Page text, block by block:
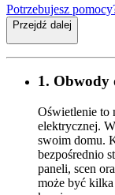
Potrzebujesz
Przejdź dalej
1. Obwody
Oświetlenie to
elektrycznej.
swoim domu.
bezpośrednio
paneli, scen
może być kilka